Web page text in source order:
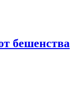
бешенства